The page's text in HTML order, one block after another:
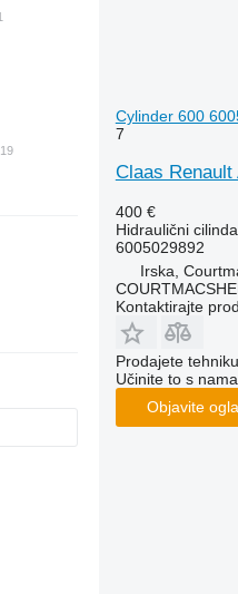
Cylinder 600
7
Claas
400 €
Hidraulični
6005029892
Irska,
Kontaktirajte
Prodajete
Učinite to s
Objavite